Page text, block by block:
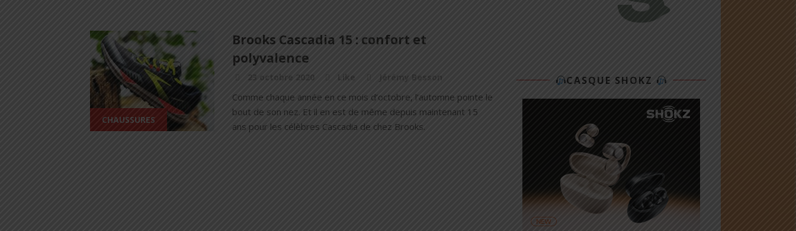
CHAUSSURES
Brooks Cascadia 15 : confort et
polyvalence
23 octobre 2020 Like Jérémy Besson
Comme chaque année en ce mois d’octobre, l’automne pointe le
bout de son nez. Et il en est de même depuis maintenant 15
ans pour les célèbres Cascadia de chez Brooks.
CASQUE SHOKZ